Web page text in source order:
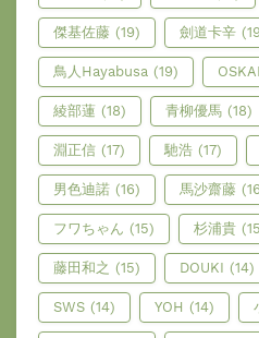
傑基佐藤 (19) 劍道卡辛
鳥人Hayabusa (19)
綾部蓮 (18) 青柳優馬 (18)
淵正信 (17) 馳浩 (17)
男色迪諾 (16) 馬沙齋藤
フワちゃん (15) 杉浦貴
藤田和之 (15) DOUKI (14)
SWS (14) YOH (14)